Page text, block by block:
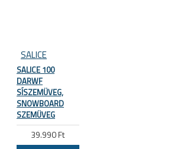
SALICE
SALICE 100
DARWF
SÍSZEMÜVEG,
SNOWBOARD
SZEMÜVEG
39.990 Ft